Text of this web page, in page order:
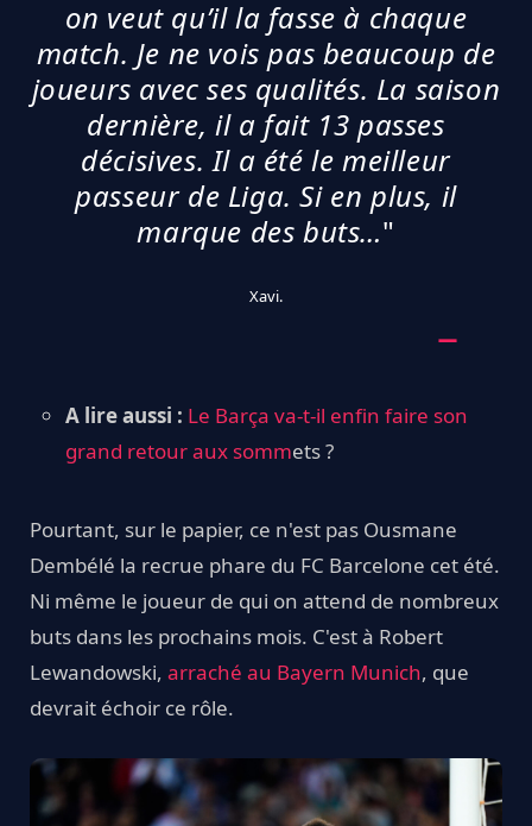
on veut qu’il la fasse à chaque
match. Je ne vois pas beaucoup de
joueurs avec ses qualités. La saison
dernière, il a fait 13 passes
décisives. Il a été le meilleur
passeur de Liga. Si en plus, il
marque des buts…"
Xavi.
A lire aussi : Le Barça va-t-il enfin faire son
grand retour aux sommets ?
Pourtant, sur le papier, ce n'est pas Ousmane
Dembélé la recrue phare du FC Barcelone cet été.
Ni même le joueur de qui on attend de nombreux
buts dans les prochains mois. C'est à Robert
Lewandowski, arraché au Bayern Munich, que
devrait échoir ce rôle.